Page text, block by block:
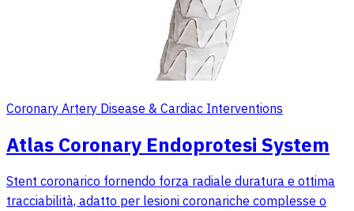
Coronary Artery Disease & Cardiac Interventions
Atlas Coronary Endoprotesi System
Stent coronarico fornendo forza radiale duratura e ottima
tracciabilità, adatto per lesioni coronariche complesse o